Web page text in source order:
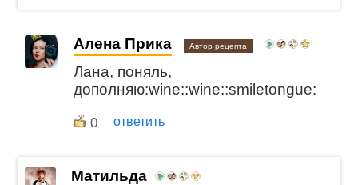
Алена Прика Автор рецепта
Лана, поняль,
дополняю:wine::wine::smiletongue:
0 ответить
Матильда